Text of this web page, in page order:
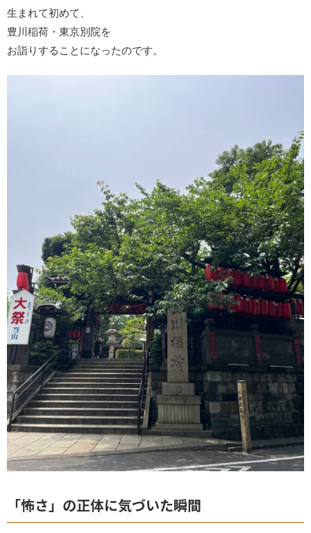
生まれて初めて、
豊川稲荷・東京別院を
お詣りすることになったのです。
「怖さ」の正体に気づいた瞬間